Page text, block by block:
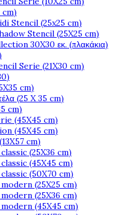
cm)
Stencil (25x25 cm)
Stencil (25X25 cm)
30X30 εκ. (πλακάκια)
Serie (21X30 cm)
cm)
(25 X 35 cm)
cm)
(45X45 cm)
(45X45 cm)
cm)
(25X36 cm)
(45X45 cm)
(50X70 cm)
(25X25 cm)
(25X36 cm)
(45X45 cm)